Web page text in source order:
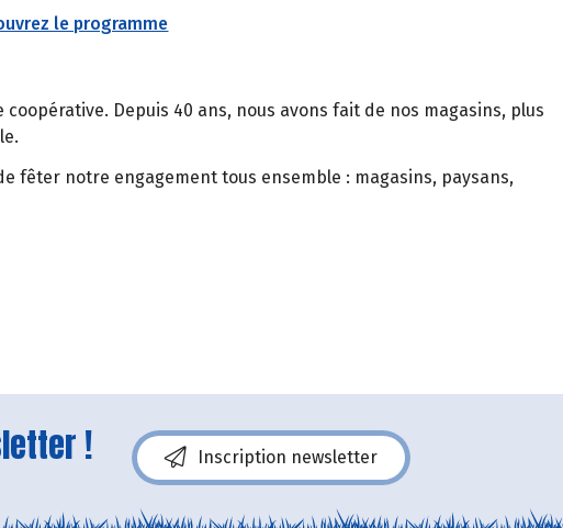
le programme
Depuis 40 ans, nous avons fait de nos magasins, plus
fêter notre engagement tous ensemble : magasins, paysans,
! Inscription newsletter